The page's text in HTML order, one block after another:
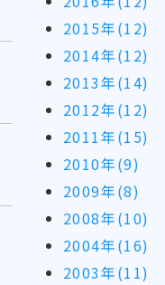
2015年(12)
2014年(12)
2013年(14)
2012年(12)
2011年(15)
2010年(9)
2009年(8)
2008年(10)
2004年(16)
2003年(11)